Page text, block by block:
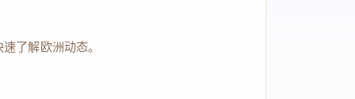
了解欧洲动态。